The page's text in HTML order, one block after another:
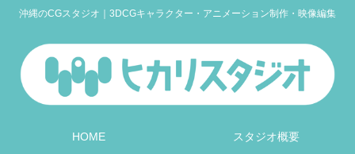
沖縄のCGスタジオ｜3DCGキャラクター・アニメーション制作・映像編集
HOME スタジオ概要